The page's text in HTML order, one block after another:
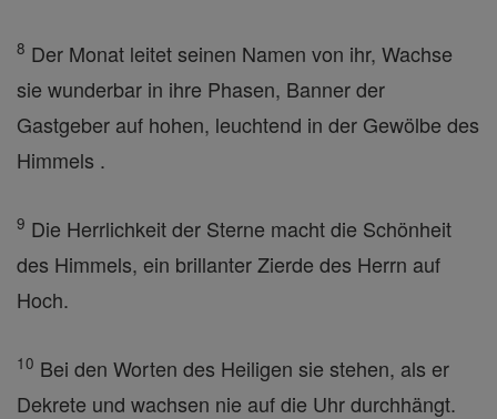
8 Der Monat leitet seinen Namen von ihr, Wachse
sie wunderbar in ihre Phasen, Banner der
Gastgeber auf hohen, leuchtend in der Gewölbe des
Himmels .
9 Die Herrlichkeit der Sterne macht die Schönheit
des Himmels, ein brillanter Zierde des Herrn auf
Hoch.
10 Bei den Worten des Heiligen sie stehen, als er
Dekrete und wachsen nie auf die Uhr durchhängt.